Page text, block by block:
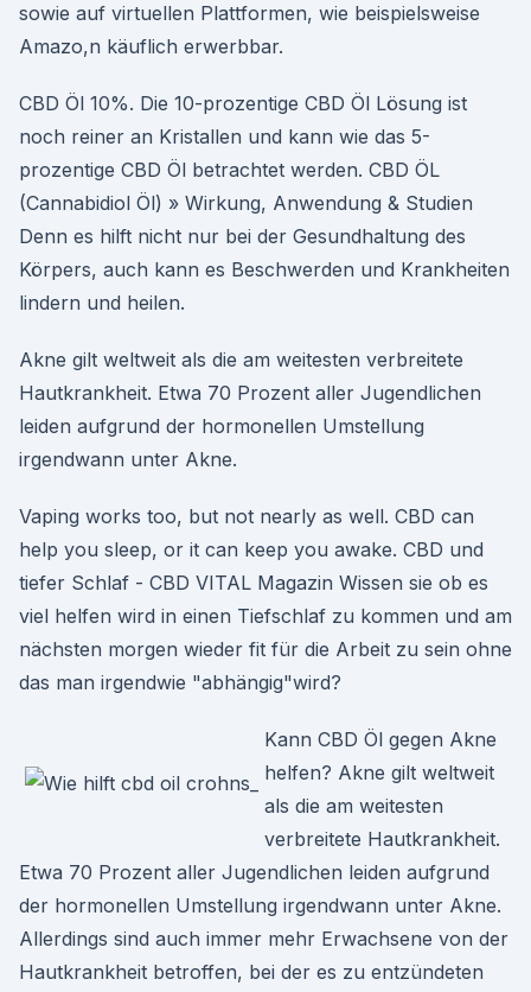
sowie auf virtuellen Plattformen, wie beispielsweise
Amazo,n käuflich erwerbbar.
CBD Öl 10%. Die 10-prozentige CBD Öl Lösung ist
noch reiner an Kristallen und kann wie das 5-
prozentige CBD Öl betrachtet werden. CBD ÖL
(Cannabidiol Öl) » Wirkung, Anwendung & Studien
Denn es hilft nicht nur bei der Gesundhaltung des
Körpers, auch kann es Beschwerden und Krankheiten
lindern und heilen.
Akne gilt weltweit als die am weitesten verbreitete
Hautkrankheit. Etwa 70 Prozent aller Jugendlichen
leiden aufgrund der hormonellen Umstellung
irgendwann unter Akne.
Vaping works too, but not nearly as well. CBD can
help you sleep, or it can keep you awake. CBD und
tiefer Schlaf - CBD VITAL Magazin Wissen sie ob es
viel helfen wird in einen Tiefschlaf zu kommen und am
nächsten morgen wieder fit für die Arbeit zu sein ohne
das man irgendwie "abhängig"wird?
Kann CBD Öl gegen Akne
helfen? Akne gilt weltweit
als die am weitesten
verbreitete Hautkrankheit.
Etwa 70 Prozent aller Jugendlichen leiden aufgrund
der hormonellen Umstellung irgendwann unter Akne.
Allerdings sind auch immer mehr Erwachsene von der
Hautkrankheit betroffen, bei der es zu entzündeten